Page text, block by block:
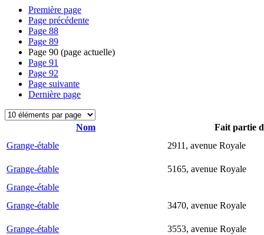
Première page
Page précédente
Page 88
Page 89
Page 90 (page actuelle)
Page 91
Page 92
Page suivante
Dernière page
Nom
Fait partie
Grange-étable
2911, avenue Royale
Grange-étable
5165, avenue Royale
Grange-étable
Grange-étable
3470, avenue Royale
Grange-étable
3553, avenue Royale